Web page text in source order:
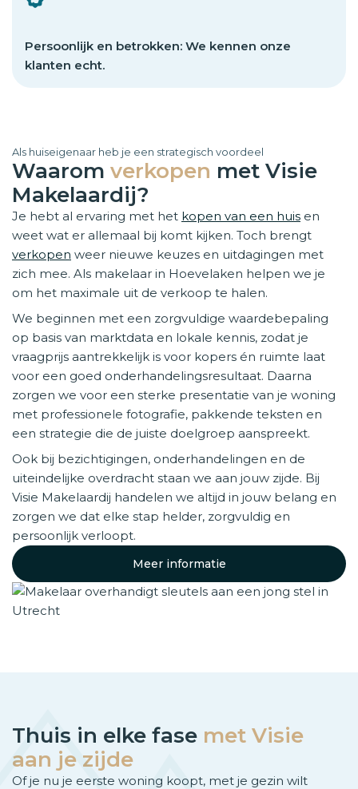
Persoonlijk en betrokken: We kennen onze
klanten echt.
Als huiseigenaar heb je een strategisch voordeel
Waarom verkopen met Visie
Makelaardij?
Je hebt al ervaring met het kopen van een huis en
weet wat er allemaal bij komt kijken. Toch brengt
verkopen weer nieuwe keuzes en uitdagingen met
zich mee. Als makelaar in Hoevelaken helpen we je
om het maximale uit de verkoop te halen.
We beginnen met een zorgvuldige waardebepaling
op basis van marktdata en lokale kennis, zodat je
vraagprijs aantrekkelijk is voor kopers én ruimte laat
voor een goed onderhandelingsresultaat. Daarna
zorgen we voor een sterke presentatie van je woning
met professionele fotografie, pakkende teksten en
een strategie die de juiste doelgroep aanspreekt.
Ook bij bezichtigingen, onderhandelingen en de
uiteindelijke overdracht staan we aan jouw zijde. Bij
Visie Makelaardij handelen we altijd in jouw belang en
zorgen we dat elke stap helder, zorgvuldig en
persoonlijk verloopt.
Meer informatie
Thuis in elke fase met Visie
aan je zijde
Of je nu je eerste woning koopt, met je gezin wilt